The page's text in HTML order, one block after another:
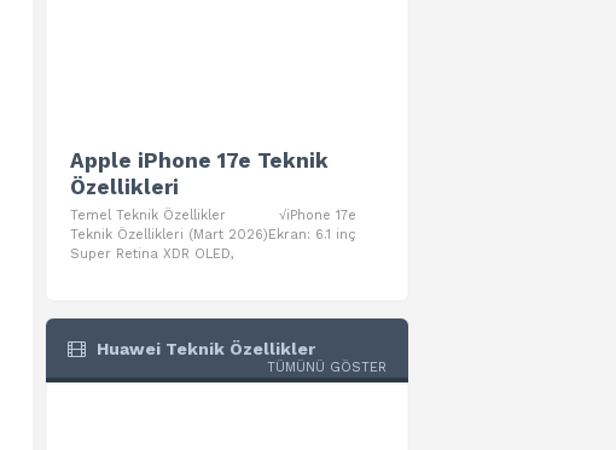
Apple iPhone 17e Teknik
Özellikleri
Temel Teknik Özellikler √iPhone 17e
Teknik Özellikleri (Mart 2026)Ekran: 6.1 inç
Super Retina XDR OLED,
Huawei Teknik Özellikler
TÜMÜNÜ GÖSTER